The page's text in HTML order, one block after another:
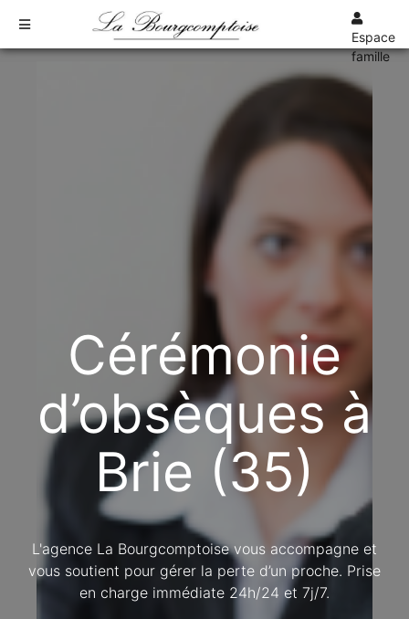
Espace
famille
Cérémonie
d’obsèques à
Brie (35)
L'agence La Bourgcomptoise vous accompagne et
vous soutient pour gérer la perte d’un proche. Prise
en charge immédiate 24h/24 et 7j/7.